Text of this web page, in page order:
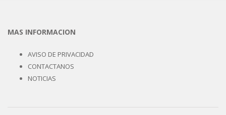
MAS INFORMACION
AVISO DE PRIVACIDAD
CONTACTANOS
NOTICIAS